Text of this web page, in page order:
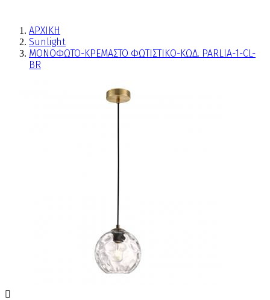
ΑΡΧΙΚΗ
Sunlight
ΜΟΝΟΦΩΤΟ-ΚΡΕΜΑΣΤΟ ΦΩΤΙΣΤΙΚΟ-ΚΩΔ. PARLIA-1-CL-
BR
